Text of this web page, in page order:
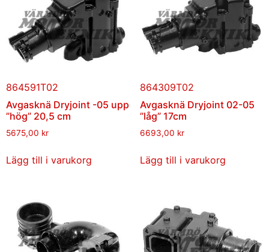
864591T02
Avgasknä Dryjoint -05 upp
”hög” 20,5 cm
5675,00 kr
Lägg till i varukorg
864309T02
Avgasknä Dryjoint 02-05
”låg” 17cm
6693,00 kr
Lägg till i varukorg